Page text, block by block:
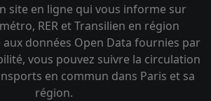
site en ligne qui vous informe sur
RER et Transilien en région
aux données Open Data fournies par
vous pouvez suivre la circulation
en commun dans Paris et sa
région.